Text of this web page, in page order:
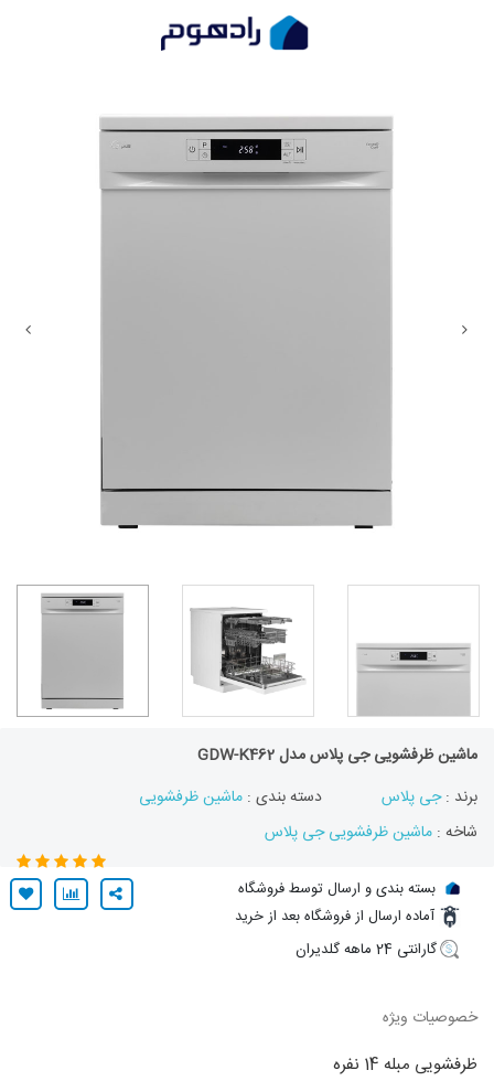
ماشین ظرفشویی ماشین ظرفشویی ج ...
ماشین ظرفشویی جی پلاس مدل GDW-K462
برند :جی پلاس دسته بندی : ماشین ظرفشویی
شاخه : ماشین ظرفشویی جی پلاس
بسته بندی و ارسال توسط فروشگاه
آماده ارسال از فروشگاه بعد از خرید
گارانتی 24 ماهه گلدیران
خصوصیات ویژه
ظرفشویی مبله 14 نفره